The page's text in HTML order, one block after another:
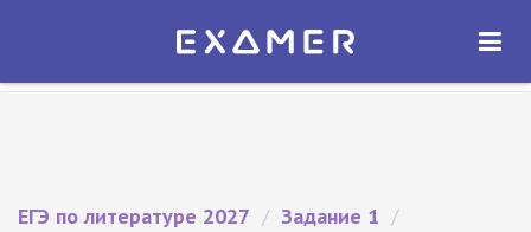
Экзамер — ЕГЭ 2027
ОТКРЫТЬ
ЕГЭ по литературе 2027 / Задание 1 /